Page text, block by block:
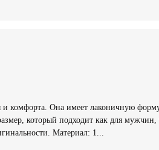
комфорта. Она имеет лаконичную
который подходит как для
Материал: 1...